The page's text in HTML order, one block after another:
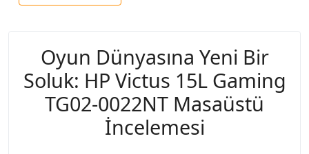
Oyun Dünyasına Yeni Bir
Soluk: HP Victus 15L Gaming
TG02-0022NT Masaüstü
İncelemesi